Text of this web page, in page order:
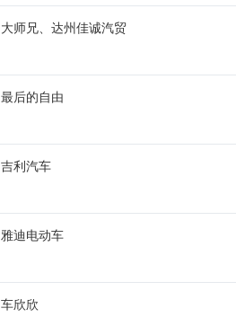
大师兄、达州佳诚汽贸
最后的自由
吉利汽车
雅迪电动车
车欣欣